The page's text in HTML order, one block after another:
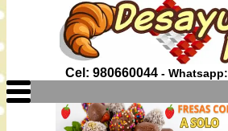
Cel: 980660044- Whatsapp: